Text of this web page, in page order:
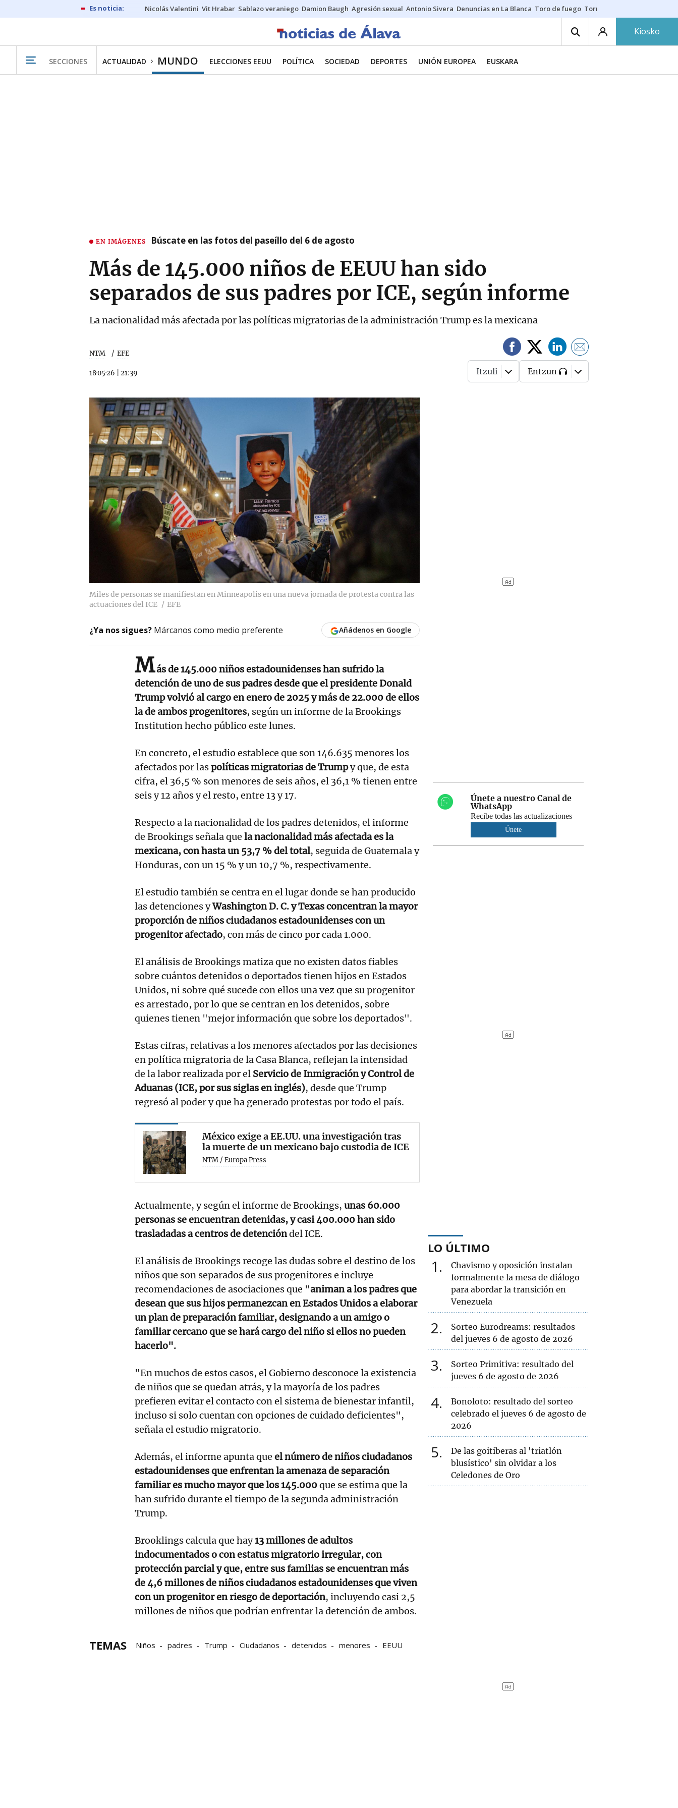
Nicolás Valentini Vit Hrabar Sablazo veraniego Damion Baugh Agresión sexual Antonio Sivera Denuncias en La Blanca Toro de fuego Tornike Shengelia
Kiosko
SECCIONES ACTUALIDAD MUNDO ELECCIONES EEUU POLÍTICA SOCIEDAD DEPORTES UNIÓN EUROPEA EUSKARA
EN IMÁGENES Búscate en las fotos del paseíllo del 6 de agosto
Más de 145.000 niños de EEUU han sido
separados de sus padres por ICE, según informe
La nacionalidad más afectada por las políticas migratorias de la administración Trump es la mexicana
NTM EFE
18·05·26 21:39 Itzuli Entzun
Miles de personas se manifiestan en Minneapolis en una nueva jornada de protesta contra las
actuaciones del ICE
EFE
¿Ya nos sigues? Márcanos como medio preferente Añádenos en Google
Más de 145.000 niños estadounidenses han sufrido la
detención de uno de sus padres desde que el presidente Donald
Trump volvió al cargo en enero de 2025 y más de 22.000 de ellos
la de ambos progenitores, según un informe de la Brookings
Institution hecho público este lunes.
En concreto, el estudio establece que son 146.635 menores los
afectados por laspolíticas migratorias de Trumpy que, de esta
cifra, el 36,5 % son menores de seis años, el 36,1 % tienen entre
seis y 12 años y el resto, entre 13 y 17.
Respecto a la nacionalidad de los padres detenidos, el informe
de Brookings señala que la nacionalidad más afectada es la
mexicana, con hasta un 53,7 % del total, seguida de Guatemala y
Honduras, con un 15 % y un 10,7 %, respectivamente.
El estudio también se centra en el lugar donde se han producido
las detenciones yWashington D. C. y Texas concentran la mayor
proporción de niños ciudadanos estadounidenses con un
progenitor afectado, con más de cinco por cada 1.000.
El análisis de Brookings matiza que no existen datos fiables
sobre cuántos detenidos o deportados tienen hijos en Estados
Unidos, ni sobre qué sucede con ellos una vez que su progenitor
es arrestado, por lo que se centran en los detenidos, sobre
quienes tienen "mejor información que sobre los deportados".
Estas cifras, relativas a los menores afectados por las decisiones
en política migratoria de la Casa Blanca, reflejan la intensidad
de la labor realizada por el Servicio de Inmigración y Control de
Aduanas (ICE, por sus siglas en inglés), desde que Trump
regresó al poder y que ha generado protestas por todo el país.
México exige a EE.UU. una investigación tras
la muerte de un mexicano bajo custodia de ICE
NTM / Europa Press
Actualmente, y según el informe de Brookings, unas 60.000
personas se encuentran detenidas, y casi 400.000 han sido
trasladadas a centros de detencióndel ICE.
El análisis de Brookings recoge las dudas sobre el destino de los
niños que son separados de sus progenitores e incluye
recomendaciones de asociaciones que "animan a los padres que
desean que sus hijos permanezcan en Estados Unidos a elaborar
un plan de preparación familiar, designando a un amigo o
familiar cercano que se hará cargo del niño si ellos no pueden
hacerlo".
"En muchos de estos casos, el Gobierno desconoce la existencia
de niños que se quedan atrás, y la mayoría de los padres
prefieren evitar el contacto con el sistema de bienestar infantil,
incluso si solo cuentan con opciones de cuidado deficientes",
señala el estudio migratorio.
Además, el informe apunta que el número de niños ciudadanos
estadounidenses que enfrentan la amenaza de separación
familiar es mucho mayor que los 145.000que se estima que la
han sufrido durante el tiempo de la segunda administración
Trump.
Brooklings calcula que hay13 millones de adultos
indocumentados o con estatus migratorio irregular, con
protección parcial y que, entre sus familias se encuentran más
de 4,6 millones de niños ciudadanos estadounidenses que viven
con un progenitor en riesgo de deportación, incluyendo casi 2,5
millones de niños que podrían enfrentar la detención de ambos.
TEMAS Niños padres Trump Ciudadanos detenidos menores EEUU
Únete a nuestro Canal de
WhatsApp
Recibe todas las actualizaciones
Únete
LO ÚLTIMO
1
Chavismo y oposición instalan
formalmente la mesa de diálogo
para abordar la transición en
Venezuela
2
Sorteo Eurodreams: resultados
del jueves 6 de agosto de 2026
3
Sorteo Primitiva: resultado del
jueves 6 de agosto de 2026
4
Bonoloto: resultado del sorteo
celebrado el jueves 6 de agosto de
2026
5
De las goitiberas al 'triatlón
blusístico' sin olvidar a los
Celedones de Oro